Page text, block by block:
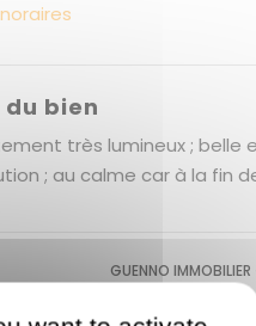
du bien
très lumineux ; belle
; au calme car à la fin
GUENNO
4 bd de Metz